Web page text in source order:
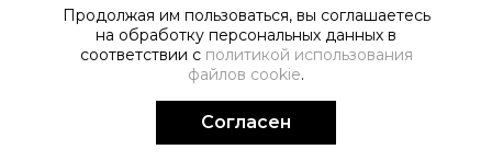
© 2024–2026 ООО «ПроТайм Сервис»
Все права защищены
Политика в отношении обработки персональных данных
Поддержка.рф
Продолжая им пользоваться, вы соглашаетесь
на обработку персональных данных в
соответствии с политикой использования
файлов cookie.
Согласен